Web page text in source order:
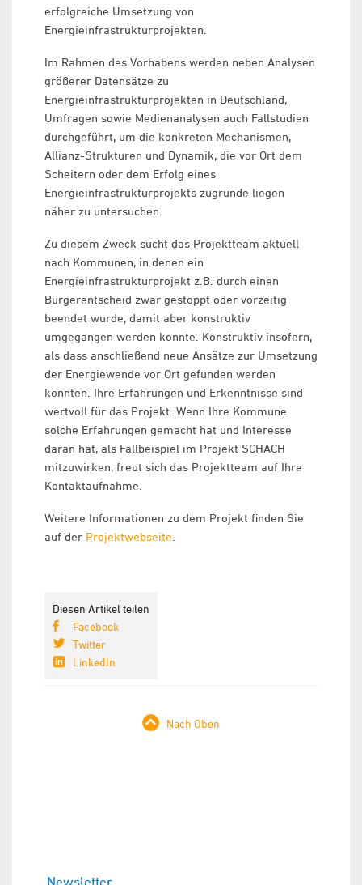
erfolgreiche Umsetzung von
Energieinfrastrukturprojekten.
Im Rahmen des Vorhabens werden neben Analysen
größerer Datensätze zu
Energieinfrastrukturprojekten in Deutschland,
Umfragen sowie Medienanalysen auch Fallstudien
durchgeführt, um die konkreten Mechanismen,
Allianz-Strukturen und Dynamik, die vor Ort dem
Scheitern oder dem Erfolg eines
Energieinfrastrukturprojekts zugrunde liegen
näher zu untersuchen.
Zu diesem Zweck sucht das Projektteam aktuell
nach Kommunen, in denen ein
Energieinfrastrukturprojekt z.B. durch einen
Bürgerentscheid zwar gestoppt oder vorzeitig
beendet wurde, damit aber konstruktiv
umgegangen werden konnte. Konstruktiv insofern,
als dass anschließend neue Ansätze zur Umsetzung
der Energiewende vor Ort gefunden werden
konnten. Ihre Erfahrungen und Erkenntnisse sind
wertvoll für das Projekt. Wenn Ihre Kommune
solche Erfahrungen gemacht hat und Interesse
daran hat, als Fallbeispiel im Projekt SCHACH
mitzuwirken, freut sich das Projektteam auf Ihre
Kontaktaufnahme.
Weitere Informationen zu dem Projekt finden Sie
auf der Projektwebseite
Diesen Artikel teilen
Facebook
Twitter
LinkedIn
Nach Oben
Newsletter